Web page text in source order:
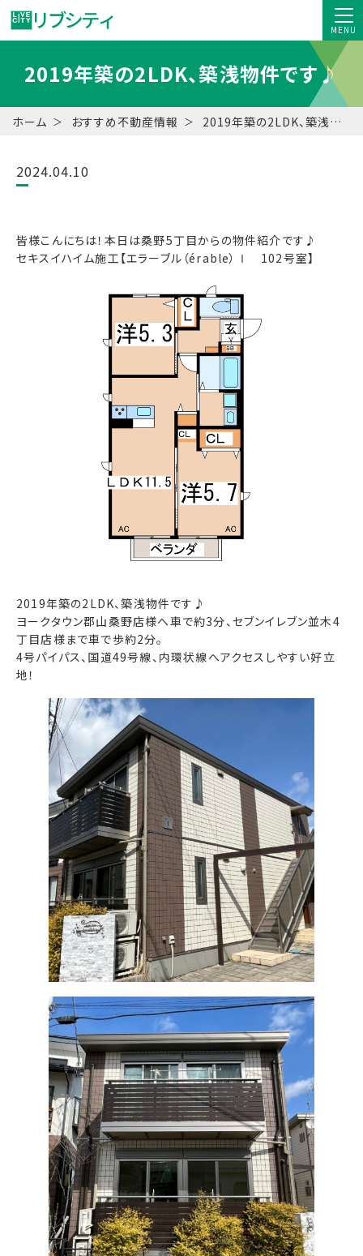
MENU
2019年築の2LDK、築浅物件です♪
ホーム おすすめ不動産情報 2019年築の2LDK、築浅物件です♪
2024.04.10
皆様こんにちは！本日は桑野5丁目からの物件紹介です♪
セキスイハイム施工【エラーブル（érable）Ⅰ 102号室】
2019年築の2LDK、築浅物件です♪
ヨークタウン郡山桑野店様へ車で約3分、セブンイレブン並木4
丁目店様まで車で歩約2分。
4号パイパス、国道49号線、内環状線へアクセスしやすい好立
地！